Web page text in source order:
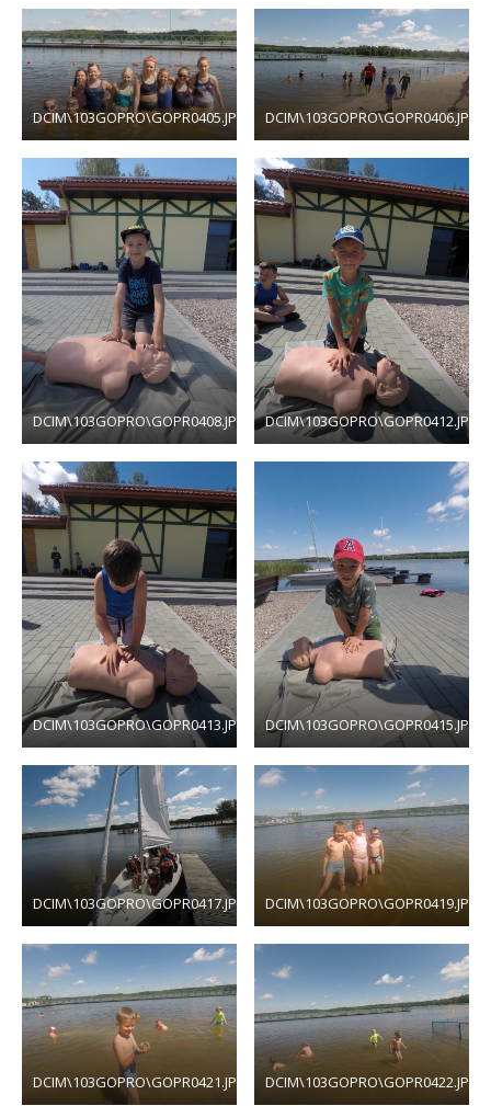
DCIM\103GOPRO\GOPR0405.JPG DCIM\103GOPRO\GOPR0406.JPG
DCIM\103GOPRO\GOPR0408.JPG DCIM\103GOPRO\GOPR0412.JPG
DCIM\103GOPRO\GOPR0413.JPG DCIM\103GOPRO\GOPR0415.JPG
DCIM\103GOPRO\GOPR0417.JPG DCIM\103GOPRO\GOPR0419.JPG
DCIM\103GOPRO\GOPR0421.JPG DCIM\103GOPRO\GOPR0422.JPG